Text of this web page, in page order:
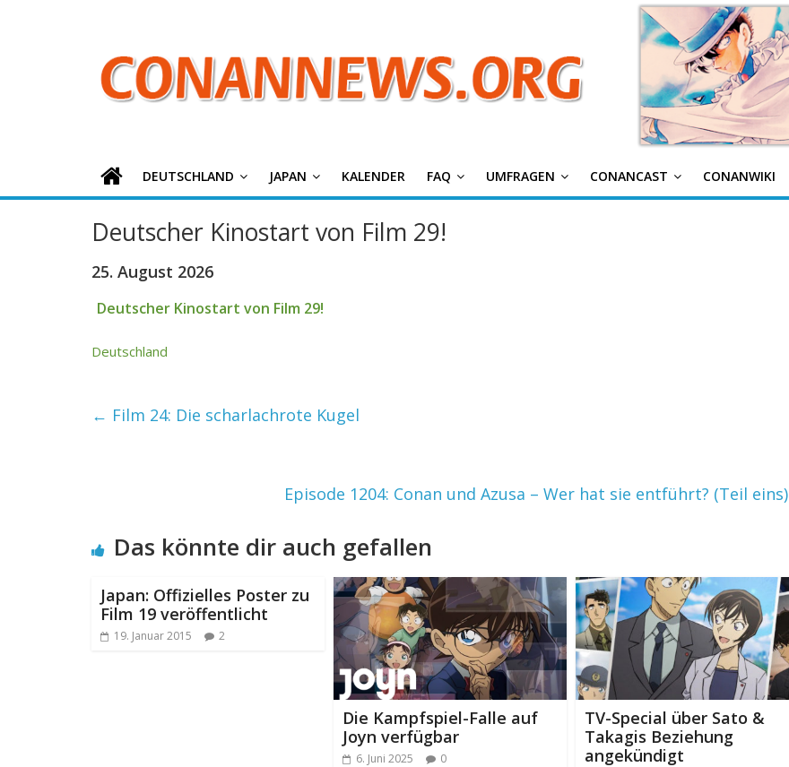
Detektiv
Conan
News
DEUTSCHLAND JAPAN KALENDER FAQ UMFRAGEN CONANCAST CONANWIKI
Deutscher Kinostart von Film 29!
25. August 2026
Deutscher Kinostart von Film 29!
Deutschland
← Film 24: Die scharlachrote Kugel
Episode 1204: Conan und Azusa – Wer hat sie entführt? (Teil eins)
Das könnte dir auch gefallen
Japan: Offizielles Poster zu
Film 19 veröffentlicht
19. Januar 2015 2
Die Kampfspiel-Falle auf
Joyn verfügbar
6. Juni 2025 0
TV-Special über Sato &
Takagis Beziehung
angekündigt